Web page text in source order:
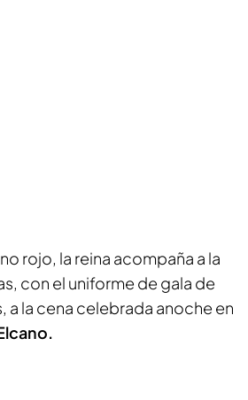
rojo, la reina acompaña a la
con el uniforme de gala de
a la cena celebrada anoche en